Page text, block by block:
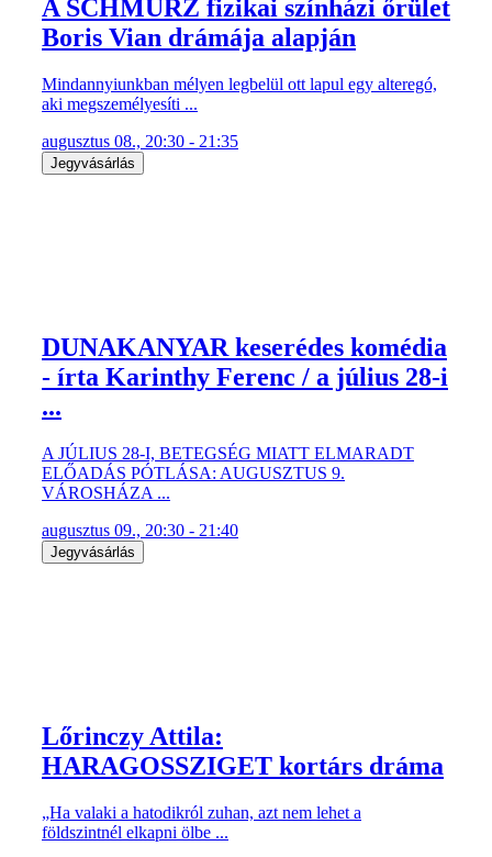
A SCHMÜRZ fizikai színházi őrület
Boris Vian drámája alapján
Mindannyiunkban mélyen legbelül ott lapul egy alteregó,
aki megszemélyesíti ...
augusztus 08., 20:30 - 21:35
Jegyvásárlás
DUNAKANYAR keserédes komédia
- írta Karinthy Ferenc / a július 28-i
...
A JÚLIUS 28-I, BETEGSÉG MIATT ELMARADT
ELŐADÁS PÓTLÁSA: AUGUSZTUS 9.
VÁROSHÁZA ...
augusztus 09., 20:30 - 21:40
Jegyvásárlás
Lőrinczy Attila:
HARAGOSSZIGET kortárs dráma
„Ha valaki a hatodikról zuhan, azt nem lehet a
földszintnél elkapni ölbe ...